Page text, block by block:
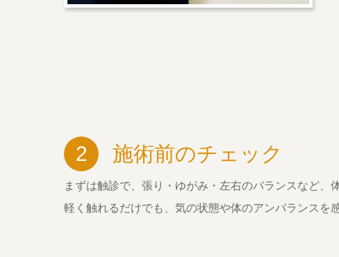
2 施術前のチェック
まずは触診で、張り・ゆがみ・左右のバランスなど、
軽く触れるだけでも、気の状態や体のアンバランスを